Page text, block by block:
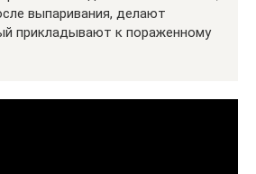
выпаривания, делают
прикладывают к пораженному